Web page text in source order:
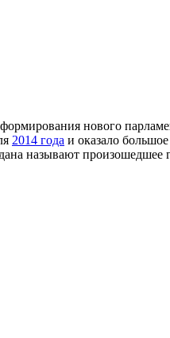
нового
2014 года и оказало
называют произошедшее